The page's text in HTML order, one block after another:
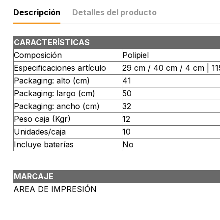
Descripción Detalles del producto
CARACTERÍSTICAS
Composición
Polipiel
Especificaciones artículo
29 cm / 40 cm / 4 cm |
Packaging: alto (cm)
41
Packaging: largo (cm)
50
Packaging: ancho (cm)
32
Peso caja (Kgr)
12
Unidades/caja
10
Incluye baterías
No
MARCAJE
AREA DE IMPRESIÓN